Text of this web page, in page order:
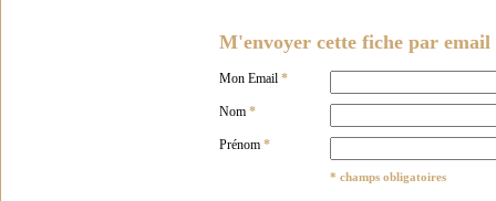
M'envoyer cette fiche par email
Mon Email *
Nom *
Prénom *
* champs obligatoires